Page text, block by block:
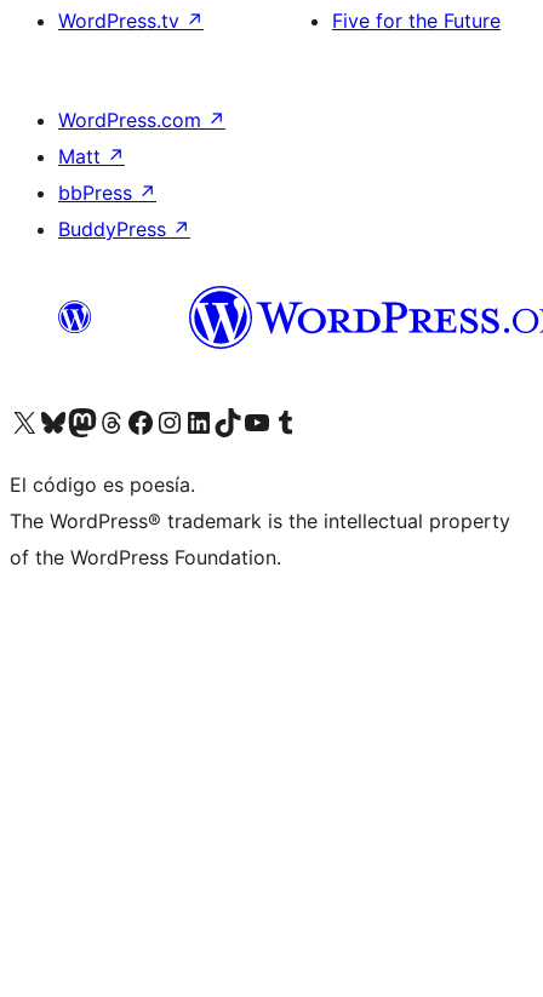
WordPress.tv ↗
Five for the Future
WordPress.com ↗
Matt ↗
bbPress ↗
BuddyPress ↗
Visit our X (formerly Twitter) account
Visit our Bluesky account
Visit our Mastodon account
Visit our Threads account
Visita nuestra página de Facebook
Visita nuestra cuenta de Instagram
Visita nuestra cuenta de LinkedIn
Visit our TikTok account
Visita nuestro canal de YouTube
Visit our Tumblr account
El código es poesía.
The WordPress® trademark is the intellectual property
of the WordPress Foundation.